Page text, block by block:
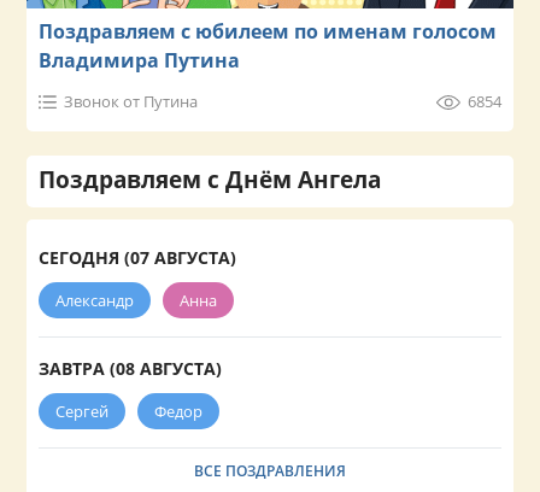
Поздравляем с юбилеем по именам голосом
Владимира Путина
Звонок от Путина 6854
Поздравляем с Днём Ангела
СЕГОДНЯ (07 АВГУСТА)
Александр Анна
ЗАВТРА (08 АВГУСТА)
Сергей Федор
ВСЕ ПОЗДРАВЛЕНИЯ